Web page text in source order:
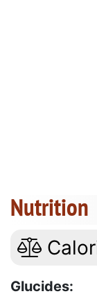
Nutrition
Glucides: